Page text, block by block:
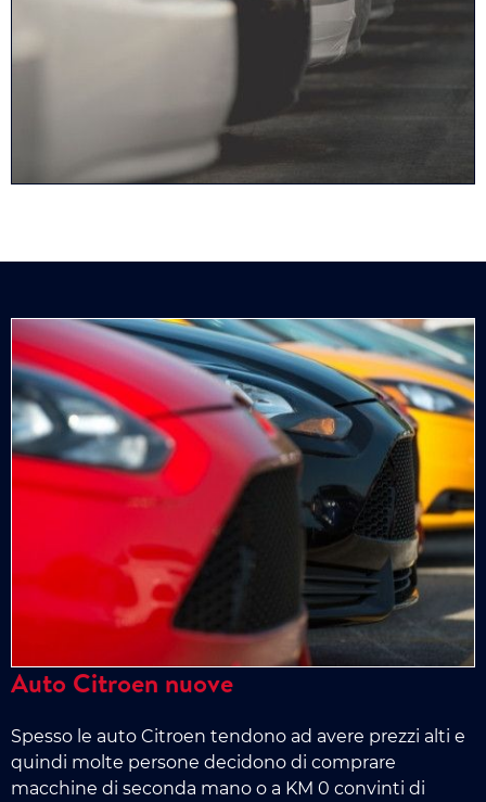
Auto Citroen nuove
Spesso le auto Citroen tendono ad avere prezzi alti e
quindi molte persone decidono di comprare
macchine di seconda mano o a KM 0 convinti di